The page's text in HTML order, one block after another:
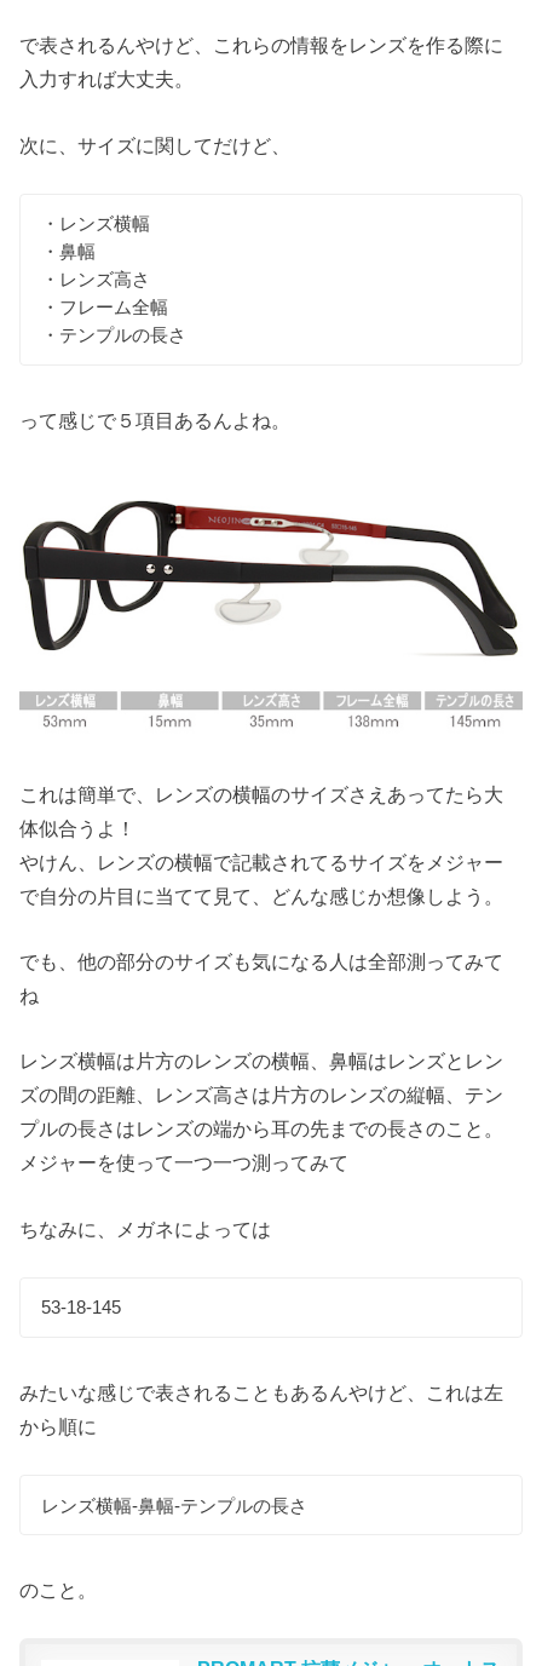
で表されるんやけど、これらの情報をレンズを作る際に
入力すれば大丈夫。
次に、サイズに関してだけど、
・レンズ横幅
・鼻幅
・レンズ高さ
・フレーム全幅
・テンプルの長さ
って感じで５項目あるんよね。
これは簡単で、レンズの横幅のサイズさえあってたら大
体似合うよ！
やけん、レンズの横幅で記載されてるサイズをメジャー
で自分の片目に当てて見て、どんな感じか想像しよう。
でも、他の部分のサイズも気になる人は全部測ってみて
ね
レンズ横幅は片方のレンズの横幅、鼻幅はレンズとレン
ズの間の距離、レンズ高さは片方のレンズの縦幅、テン
プルの長さはレンズの端から耳の先までの長さのこと。
メジャーを使って一つ一つ測ってみて
ちなみに、メガネによっては
53-18-145
みたいな感じで表されることもあるんやけど、これは左
から順に
レンズ横幅-鼻幅-テンプルの長さ
のこと。